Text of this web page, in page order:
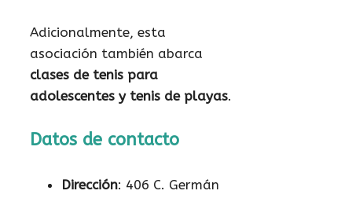
Adicionalmente, esta
asociación también abarca
clases de tenis para
adolescentes y tenis de playas.
Datos de contacto
Dirección: 406 C. Germán